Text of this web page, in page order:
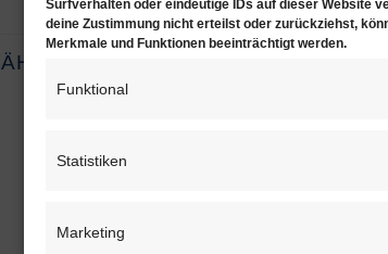
Surfverhalten oder eindeutige IDs auf dieser Website
deine Zustimmung nicht erteilst oder zurückziehst,
Merkmale und Funktionen beeinträchtigt werden.
Funktional
Statistiken
Marketing
ÄHNLICHE PRODUKTE